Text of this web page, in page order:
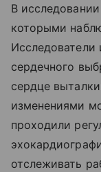
В
которыми
Исследователи
сердечного
сердце
изменениями
проходили
отслеживать